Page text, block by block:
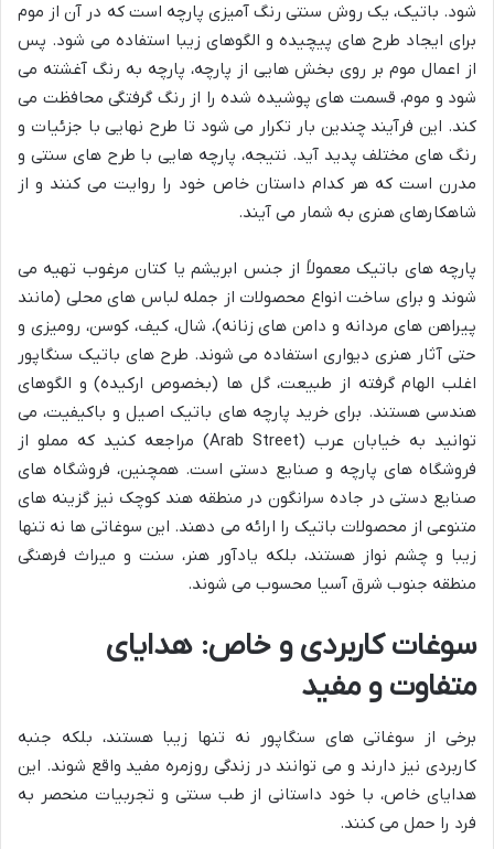
شود. باتیک، یک روش سنتی رنگ آمیزی پارچه است که در آن از موم
برای ایجاد طرح های پیچیده و الگوهای زیبا استفاده می شود. پس
از اعمال موم بر روی بخش هایی از پارچه، پارچه به رنگ آغشته می
شود و موم، قسمت های پوشیده شده را از رنگ گرفتگی محافظت می
کند. این فرآیند چندین بار تکرار می شود تا طرح نهایی با جزئیات و
رنگ های مختلف پدید آید. نتیجه، پارچه هایی با طرح های سنتی و
مدرن است که هر کدام داستان خاص خود را روایت می کنند و از
شاهکارهای هنری به شمار می آیند.
پارچه های باتیک معمولاً از جنس ابریشم یا کتان مرغوب تهیه می
شوند و برای ساخت انواع محصولات از جمله لباس های محلی (مانند
پیراهن های مردانه و دامن های زنانه)، شال، کیف، کوسن، رومیزی و
حتی آثار هنری دیواری استفاده می شوند. طرح های باتیک سنگاپور
اغلب الهام گرفته از طبیعت، گل ها (بخصوص ارکیده) و الگوهای
هندسی هستند. برای خرید پارچه های باتیک اصیل و باکیفیت، می
توانید به خیابان عرب (Arab Street) مراجعه کنید که مملو از
فروشگاه های پارچه و صنایع دستی است. همچنین، فروشگاه های
صنایع دستی در جاده سرانگون در منطقه هند کوچک نیز گزینه های
متنوعی از محصولات باتیک را ارائه می دهند. این سوغاتی ها نه تنها
زیبا و چشم نواز هستند، بلکه یادآور هنر، سنت و میراث فرهنگی
منطقه جنوب شرق آسیا محسوب می شوند.
سوغات کاربردی و خاص: هدایای
متفاوت و مفید
برخی از سوغاتی های سنگاپور نه تنها زیبا هستند، بلکه جنبه
کاربردی نیز دارند و می توانند در زندگی روزمره مفید واقع شوند. این
هدایای خاص، با خود داستانی از طب سنتی و تجربیات منحصر به
فرد را حمل می کنند.